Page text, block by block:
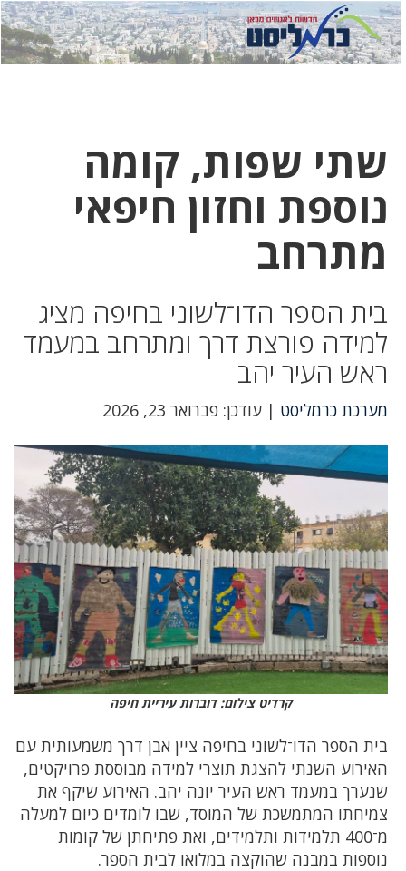
לחץ
כאן
לחץ
כדי
שתי שפות, קומה
נוספת וחזון חיפאי
מתרחב
בית הספר הדו־לשוני בחיפה מציג
למידה פורצת דרך ומתרחב במעמד
ראש העיר יהב
מערכת כרמליסט | עודכן: פברואר 23, 2026
קרדיט צילום: דוברות עיריית חיפה
בית הספר הדו־לשוני בחיפה ציין אבן דרך משמעותית עם
האירוע השנתי להצגת תוצרי למידה מבוססת פרויקטים,
שנערך במעמד ראש העיר יונה יהב. האירוע שיקף את
צמיחתו המתמשכת של המוסד, שבו לומדים כיום למעלה
מ־400 תלמידות ותלמידים, ואת פתיחתן של קומות
נוספות במבנה שהוקצה במלואו לבית הספר.